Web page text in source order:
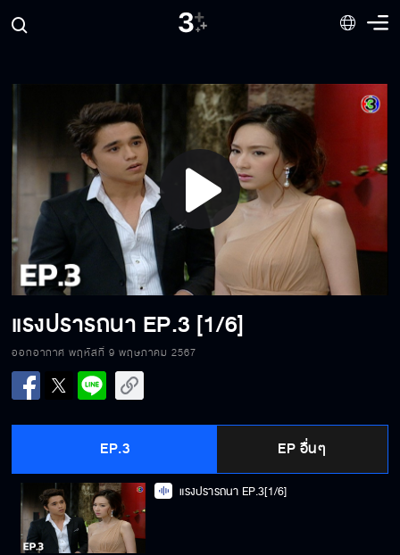
Play
Video
แรงปรารถนา EP.3 [1/6]
ออกอากาศ พฤหัสที่ 9 พฤษภาคม 2567
EP.3 EP อื่นๆ
แรงปรารถนา EP.3[1/6]